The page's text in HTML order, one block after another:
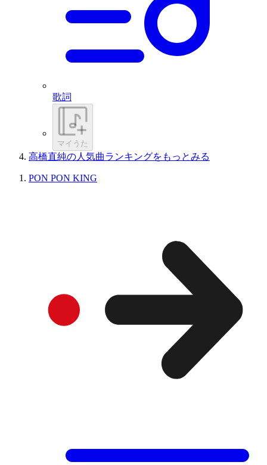
歌詞
マイうた
高橋直純の人気曲ランキングをもっとみる
PON PON KING